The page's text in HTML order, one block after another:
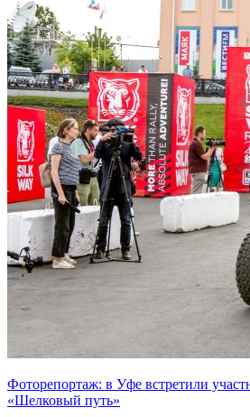
Фоторепортаж: в Уфе встретили
«Шелковый путь»